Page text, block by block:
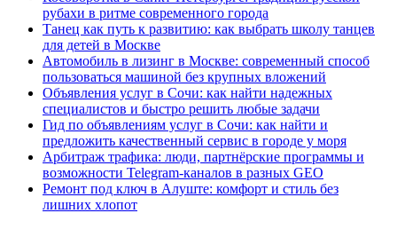
рубахи в ритме современного города
Танец как путь к развитию: как выбрать школу танцев
для детей в Москве
Автомобиль в лизинг в Москве: современный способ
пользоваться машиной без крупных вложений
Объявления услуг в Сочи: как найти надежных
специалистов и быстро решить любые задачи
Гид по объявлениям услуг в Сочи: как найти и
предложить качественный сервис в городе у моря
Арбитраж трафика: люди, партнёрские программы и
возможности Telegram-каналов в разных GEO
Ремонт под ключ в Алуште: комфорт и стиль без
лишних хлопот